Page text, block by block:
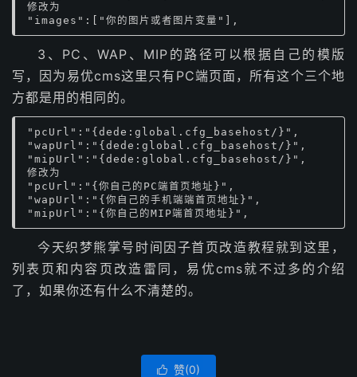
修改为
"images":["你的图片或者图片变量"],
3、PC、WAP、MIP的路径可以根据自己的模版
写，因为易优cms这里只有PC端页面，所有这个三个地
方都是用的相同的。
"pcUrl":"{dede:global.cfg_basehost/}",
"wapUrl":"{dede:global.cfg_basehost/}",
"mipUrl":"{dede:global.cfg_basehost/}",
修改为
"pcUrl":"{你自己的PC端首页地址}",
"wapUrl":"{你自己的手机端端首页地址}",
"mipUrl":"{你自己的MIP端首页地址}",
今天织梦熊掌号时间因子首页改造教程就到这里，
列表页和内容页改造雷同，易优cms就不过多的介绍
了，如果你还有什么不清楚的。
 赞(0)